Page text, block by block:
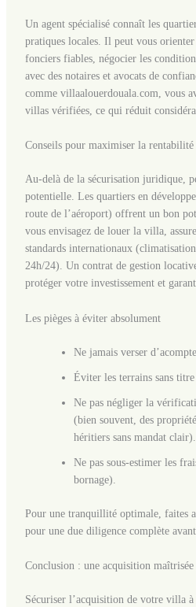
Un agent spécialisé connaît les
pratiques locales. Il peut vous orienter
fonciers fiables, négocier les
avec des notaires et avocats de
comme villaalouerdouala.com, vous
villas vérifiées, ce qui réduit
Conseils pour maximiser la
Au-delà de la sécurisation juridique,
potentielle. Les quartiers en
route de l’aéroport) offrent un bon
vous envisagez de louer la villa,
standards internationaux
24h/24). Un contrat de gestion
protéger votre investissement et
Les pièges à éviter absolument
Ne jamais verser
Éviter les terrains sans
Ne pas négliger la
(bien souvent, des
héritiers sans mandat clair).
Ne pas sous-estimer les
bornage).
Pour une tranquillité optimale, faites
pour une due diligence complète
Conclusion : une acquisition maîtrisée
Sécuriser l’acquisition de votre villa à